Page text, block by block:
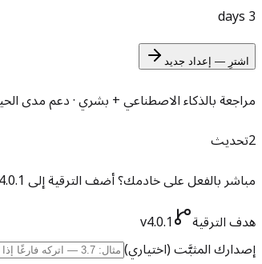
3 days
اشترِ — إعداد جديد
مراجعة بالذكاء الاصطناعي + بشري · دعم مدى
2تحديث
مباشر بالفعل على خادمك؟ أضف الترقية إلى v4.0.1.
هدف الترقية
v4.0.1
إصدارك المثبَّت(اختياري)